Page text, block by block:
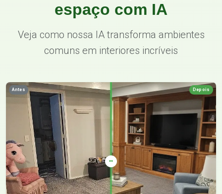
espaço com IA
Veja como nossa IA transforma ambientes
comuns em interiores incríveis
Antes Depois